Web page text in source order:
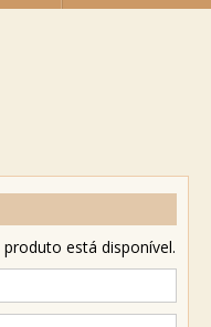
está disponível.